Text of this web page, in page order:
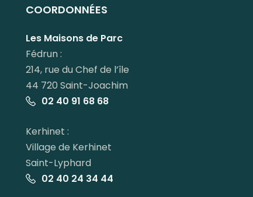
COORDONNÉES
Les Maisons de Parc
Fédrun :
214, rue du Chef de l’île
44 720 Saint-Joachim
02 40 91 68 68
Kerhinet :
Village de Kerhinet
Saint-Lyphard
02 40 24 34 44